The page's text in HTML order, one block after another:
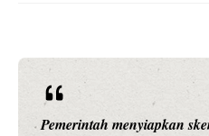
Pemerintah menyiapkan